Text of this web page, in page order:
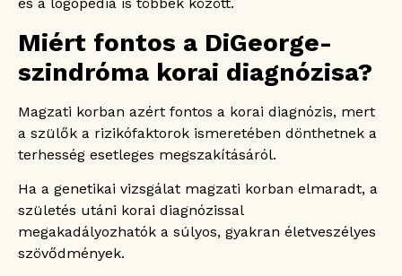
Miért fontos a DiGeorge-
szindróma korai diagnózisa?
Magzati korban azért fontos a korai diagnózis, mert
a szülők a rizikófaktorok ismeretében dönthetnek a
terhesség esetleges megszakításáról.
Ha a genetikai vizsgálat magzati korban elmaradt, a
születés utáni korai diagnózissal
megakadályozhatók a súlyos, gyakran életveszélyes
szövődmények.